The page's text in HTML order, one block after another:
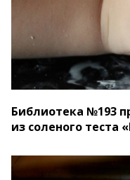
Библиотека №193
из соленого теста